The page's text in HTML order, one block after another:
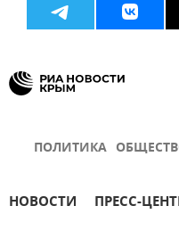
ПОЛИТИКА
НОВОСТИ ПРЕСС-